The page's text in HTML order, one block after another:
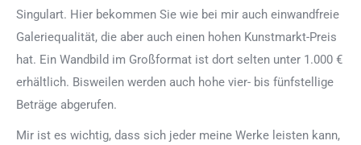
Singulart. Hier bekommen Sie wie bei mir auch einwandfreie
Galeriequalität, die aber auch einen hohen Kunstmarkt-Preis
hat. Ein Wandbild im Großformat ist dort selten unter 1.000 €
erhältlich. Bisweilen werden auch hohe vier- bis fünfstellige
Beträge abgerufen.
Mir ist es wichtig, dass sich jeder meine Werke leisten kann,